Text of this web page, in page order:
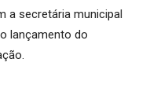
a secretária municipal
lançamento do